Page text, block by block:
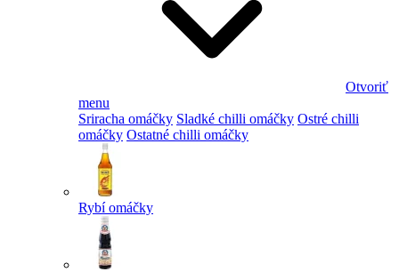
Otvoriť
menu
Sriracha omáčky Sladké chilli omáčky Ostré chilli
omáčky Ostatné chilli omáčky
Rybí omáčky